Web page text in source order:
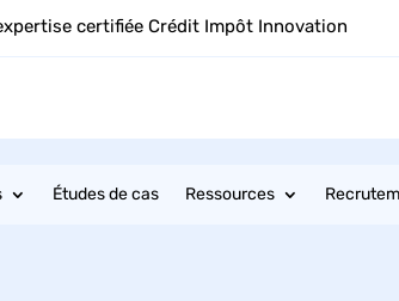
certifiée Crédit Impôt Innovation
Études de cas Ressources